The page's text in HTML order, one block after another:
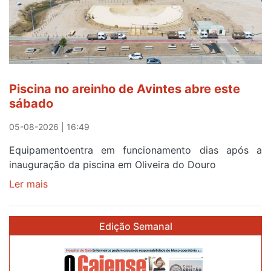
esgotam
em
menos
de
24
após
campanha
reforço
Piscina no areinho de Avintes abre este
sábado
05-08-2026 | 16:49
Equipamentoentra em funcionamento dias após a
inauguração da piscina em Oliveira do Douro
Ler mais
Avintes
Edição Semanal